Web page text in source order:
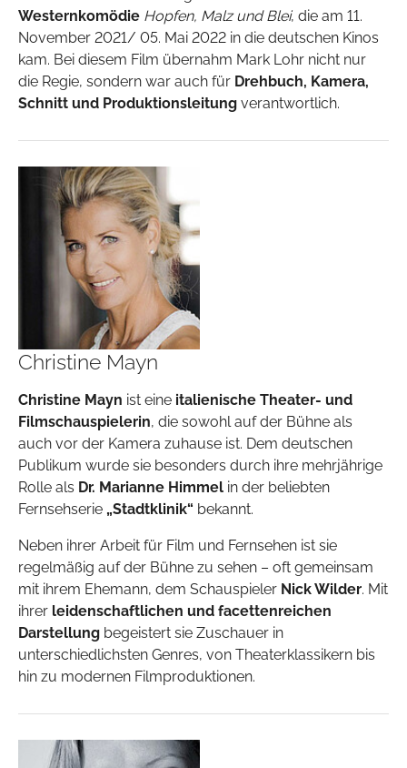
Westernkomödie Hopfen, Malz und Blei, die am 11.
November 2021/ 05. Mai 2022 in die deutschen Kinos
kam. Bei diesem Film übernahm Mark Lohr nicht nur
die Regie, sondern war auch für Drehbuch, Kamera,
Schnitt und Produktionsleitung verantwortlich.
Christine Mayn
Christine Mayn ist eine italienische Theater- und
Filmschauspielerin, die sowohl auf der Bühne als
auch vor der Kamera zuhause ist. Dem deutschen
Publikum wurde sie besonders durch ihre mehrjährige
Rolle als Dr. Marianne Himmel in der beliebten
Fernsehserie „Stadtklinik“ bekannt.
Neben ihrer Arbeit für Film und Fernsehen ist sie
regelmäßig auf der Bühne zu sehen – oft gemeinsam
mit ihrem Ehemann, dem Schauspieler Nick Wilder. Mit
ihrer leidenschaftlichen und facettenreichen
Darstellung begeistert sie Zuschauer in
unterschiedlichsten Genres, von Theaterklassikern bis
hin zu modernen Filmproduktionen.